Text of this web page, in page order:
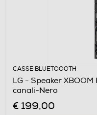
CASSE BLUETOOOTH
LG - Speaker
canali-Nero
€ 199,00